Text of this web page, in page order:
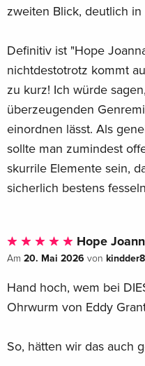
zweiten Blick, deutlich
Definitiv ist "Hope
nichtdestotrotz kommt
zu kurz! Ich würde
überzeugenden
einordnen lässt. Als
sollte man zumindest
skurrile Elemente sein,
sicherlich bestens
Hope
Am 20. Mai 2026 von
Hand hoch, wem bei
Ohrwurm von Eddy
So, hätten wir das auch